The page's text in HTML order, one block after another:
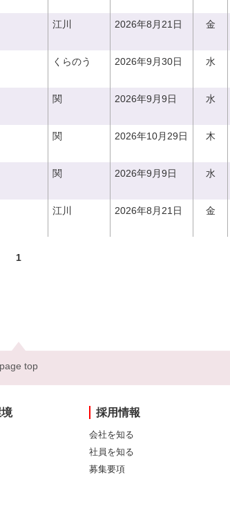
江川 2026年8月21日 金
くらのう 2026年9月30日 水
関 2026年9月9日 水
関 2026年10月29日 木
関 2026年9月9日 水
江川 2026年8月21日 金
1
page top
採用情報
会社を知る
社員を知る
募集要項